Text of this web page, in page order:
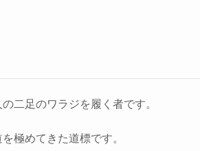
二足のワラジを履く者です。
極めてきた道標です。